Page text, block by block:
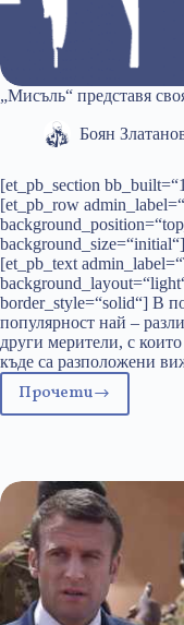
„Мисъль“ представя
Боян
[et_pb_section
[et_pb_row
[et_pb_text
border_style=“solid“] В
популярност най –
други мерители, с
къде са разположени
Прочети„Мисъль“
компас